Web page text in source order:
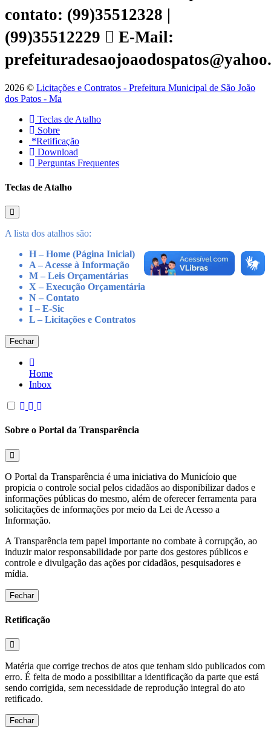
contato: (99)35512328 |
(99)35512229
E-Mail:
2026 © Licitações e Contratos - Prefeitura Municipal de São João
dos Patos - Ma
Teclas de Atalho
Sobre
*Retificação
Download
Perguntas Frequentes
Teclas de Atalho
A lista dos atalhos são:
H – Home (Página Inicial)
A – Acesse à Informação
M – Leis Orçamentárias
X – Execução Orçamentária
N – Contato
I – E-Sic
L – Licitações e Contratos
Fechar
Home
Inbox
Sobre o Portal da Transparência
O Portal da Transparência é uma iniciativa do Municíoio que
propicia o controle social pelos cidadãos ao disponibilizar dados e
informações públicas do mesmo, além de oferecer ferramenta para
solicitações de informações por meio da Lei de Acesso a
Informação.
A Transparência tem papel importante no combate à corrupção, ao
induzir maior responsabilidade por parte dos gestores públicos e
controle e divulgação das ações por cidadãos, pesquisadores e
mídia.
Fechar
Retificação
Matéria que corrige trechos de atos que tenham sido publicados com
erro. É feita de modo a possibilitar a identificação da parte que está
sendo corrigida, sem necessidade de reprodução integral do ato
retificado.
Fechar